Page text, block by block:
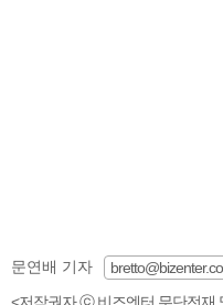
문연배 기자